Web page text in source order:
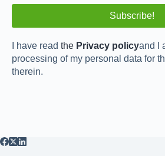
I have read the Privacy policyand I
processing of my personal data for
therein.